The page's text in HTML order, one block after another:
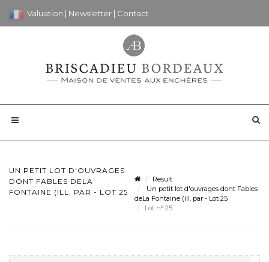
Valuation | Newsletter | Contact
UN PETIT LOT D'OUVRAGES
DONT FABLES DELA
FONTAINE (ILL. PAR - LOT 25
Result
Un petit lot d'ouvrages dont Fables
deLa Fontaine (ill. par - Lot 25
Lot n° 25